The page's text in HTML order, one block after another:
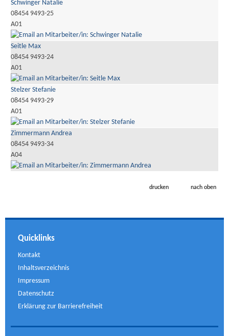
Schwinger Natalie
08454 9493-25
A01
Seitle Max
08454 9493-24
A01
Stelzer Stefanie
08454 9493-29
A01
Zimmermann Andrea
08454 9493-34
A04
drucken nach oben
Quicklinks
Kontakt
Inhaltsverzeichnis
Impressum
Datenschutz
Erklärung zur Barrierefreiheit